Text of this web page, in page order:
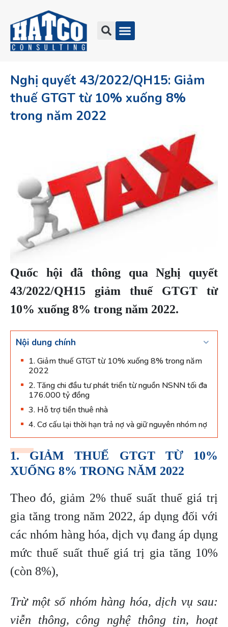
Nghị quyết 43/2022/QH15: Giảm
thuế GTGT từ 10% xuống 8%
trong năm 2022
Quốc hội đã thông qua Nghị quyết
43/2022/QH15 giảm thuế GTGT từ
10% xuống 8% trong năm 2022.
Nội dung chính
1. Giảm thuế GTGT từ 10% xuống 8% trong năm
2022
2. Tăng chi đầu tư phát triển từ nguồn NSNN tối đa
176.000 tỷ đồng
3. Hỗ trợ tiền thuê nhà
4. Cơ cấu lại thời hạn trả nợ và giữ nguyên nhóm nợ
1. GIẢM THUẾ GTGT TỪ 10%
XUỐNG 8% TRONG NĂM 2022
Theo đó, giảm 2% thuế suất thuế giá trị
gia tăng trong năm 2022, áp dụng đối với
các nhóm hàng hóa, dịch vụ đang áp dụng
mức thuế suất thuế giá trị gia tăng 10%
(còn 8%),
Trừ một số nhóm hàng hóa, dịch vụ sau:
viễn thông, công nghệ thông tin, hoạt